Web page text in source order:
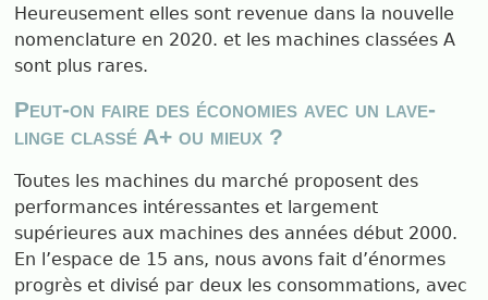
Heureusement elles sont revenue dans la nouvelle
nomenclature en 2020. et les machines classées A
sont plus rares.
Peut-on faire des économies avec un lave-
linge classé A+ ou mieux ?
Toutes les machines du marché proposent des
performances intéressantes et largement
supérieures aux machines des années début 2000.
En l’espace de 15 ans, nous avons fait d’énormes
progrès et divisé par deux les consommations, avec